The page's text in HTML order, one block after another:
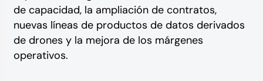
de capacidad, la ampliación de contratos,
nuevas líneas de productos de datos derivados
de drones y la mejora de los márgenes
operativos.